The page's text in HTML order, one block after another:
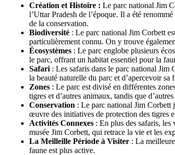
Création et Histoire : Le parc national Jim
l’Uttar Pradesh de l’époque. Il a été
de la conservation.
Biodiversité : Le parc national Jim Corbett
particulièrement connu. On y trouve
Écosystèmes : Le parc englobe plusieurs
le parc, offrant un habitat essentiel pour la
Safari : Les safaris dans le parc national Jim
la beauté naturelle du parc et d’apercevoir sa
Zones : Le parc est divisé en différentes
tigres et d’autres animaux, tandis que
Conservation : Le parc national Jim Corbett
œuvre des initiatives de protection des tigres
Activités Connexes : En plus des safaris,
musée Jim Corbett, qui retrace la vie et les
La Meilleille Période à Visiter : La
faune est plus active.